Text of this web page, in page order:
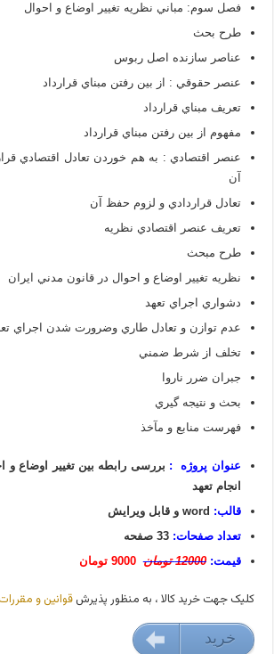
فصل سوم: مباني نظريه تغيير اوضاع و احوال
طرح بحث
عناصر سازنده اصل ربوس
عنصر حقوقي : از بين رفتن مبناي قرارداد
تعريف مبناي قرارداد
مفهوم از بين رفتن مبناي قرارداد
عنصر اقتصادي : به هم خوردن تعادل اقتصادي
آن
تعادل قراردادي و لزوم حفظ آن
تعريف عنصر اقتصادي نظريه
طرح مبحث
نظريه تغيير اوضاع و احوال در قانون مدني ايران
دشواري اجراي تعهد
عدم توازن و تعادل طاري وضرورت شدن اجراي
تخلف از شرط ضمني
جبران ضرر ناروا
بحث و نتيجه گيري
فهرست منابع و مآخذ
عنوان پروژه : بررسی رابطه بین تغيير اوضاع و
انجام تعهد
قالب:
تعداد صفحات: 33 صفحه
قیمت:12000 تومان 9000 تومان
کليک جهت خريد کالا ، به منظور پذيرشقوانين و مقررات
9000 تومان خريد